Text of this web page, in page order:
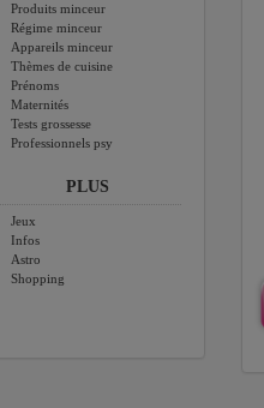
Produits minceur
Régime minceur
Appareils minceur
Thèmes de cuisine
Prénoms
Maternités
Tests grossesse
Professionnels psy
PLUS
Jeux
Infos
Astro
Shopping